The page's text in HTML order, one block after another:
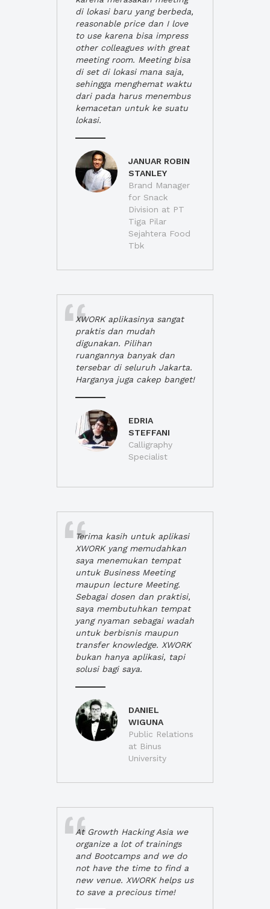
di lokasi baru yang berbeda,
reasonable price dan I love
to use karena bisa impress
other colleagues with great
meeting room. Meeting bisa
di set di lokasi mana saja,
sehingga menghemat waktu
dari pada harus menembus
kemacetan untuk ke suatu
lokasi.
JANUAR ROBIN
STANLEY
Brand Manager
for Snack
Division at PT
Tiga Pilar
Sejahtera Food
Tbk
XWORK aplikasinya sangat
praktis dan mudah
digunakan. Pilihan
ruangannya banyak dan
tersebar di seluruh Jakarta.
Harganya juga cakep banget!
EDRIA
STEFFANI
Calligraphy
Specialist
Terima kasih untuk aplikasi
XWORK yang memudahkan
saya menemukan tempat
untuk Business Meeting
maupun lecture Meeting.
Sebagai dosen dan praktisi,
saya membutuhkan tempat
yang nyaman sebagai wadah
untuk berbisnis maupun
transfer knowledge. XWORK
bukan hanya aplikasi, tapi
solusi bagi saya.
DANIEL
WIGUNA
Public Relations
at Binus
University
At Growth Hacking Asia we
organize a lot of trainings
and Bootcamps and we do
not have the time to find a
new venue. XWORK helps us
to save a precious time!